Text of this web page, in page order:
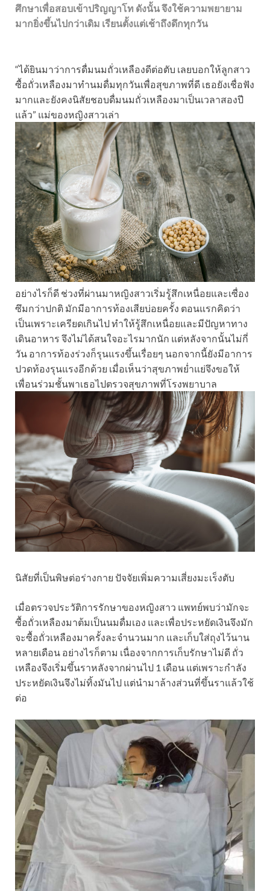
ศึกษาเพื่อสอบเข้าปริญญาโท ดังนั้น จึงใช้ความพยายาม
มากยิ่งขึ้นไปกว่าเดิม เรียนตั้งแต่เช้าถึงดึกทุกวัน
“ได้ยินมาว่าการดื่มนมถั่วเหลืองดีต่อตับ เลยบอกให้ลูกสาว
ซื้อถั่วเหลืองมาทำนมดื่มทุกวันเพื่อสุขภาพที่ดี เธอยังเชื่อฟัง
มากและยังคงนิสัยชอบดื่มนมถั่วเหลืองมาเป็นเวลาสองปี
แล้ว” แม่ของหญิงสาวเล่า
อย่างไรก็ดี ช่วงที่ผ่านมาหญิงสาวเริ่มรู้สึกเหนื่อยและเซื่อง
ซึมกว่าปกติ มักมีอาการท้องเสียบ่อยครั้ง ตอนแรกคิดว่า
เป็นเพราะเครียดเกินไป ทำให้รู้สึกเหนื่อยและมีปัญหาทาง
เดินอาหาร จึงไม่ได้สนใจอะไรมากนัก แต่หลังจากนั้นไม่กี่
วัน อาการท้องร่วงก็รุนแรงขึ้นเรื่อยๆ นอกจากนี้ยังมีอาการ
ปวดท้องรุนแรงอีกด้วย เมื่อเห็นว่าสุขภาพย่ำแย่จึงขอให้
เพื่อนร่วมชั้นพาเธอไปตรวจสุขภาพที่โรงพยาบาล
นิสัยที่เป็นพิษต่อร่างกาย ปัจจัยเพิ่มความเสี่ยงมะเร็งตับ
เมื่อตรวจประวัติการรักษาของหญิงสาว แพทย์พบว่ามักจะ
ซื้อถั่วเหลืองมาต้มเป็นนมดื่มเอง และเพื่อประหยัดเงินจึงมัก
จะซื้อถั่วเหลืองมาครั้งละจำนวนมาก และเก็บใส่ถุงไว้นาน
หลายเดือน อย่างไรก็ตาม เนื่องจากการเก็บรักษาไม่ดี ถั่ว
เหลืองจึงเริ่มขึ้นราหลังจากผ่านไป 1 เดือน แต่เพราะกำลัง
ประหยัดเงินจึงไม่ทิ้งมันไป แต่นำมาล้างส่วนที่ขึ้นราแล้วใช้
ต่อ